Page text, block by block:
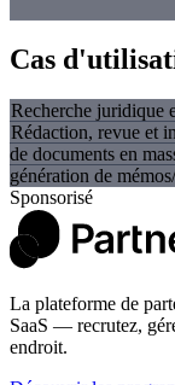
Cas
Recherche juridique
Rédaction, revue et
de documents en
génération de
Sponsorisé
La plateforme de
SaaS — recrutez,
endroit.